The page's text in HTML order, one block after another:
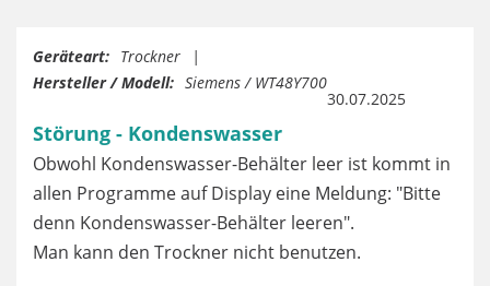
Geräteart: Trockner
Hersteller / Modell: Siemens / WT48Y700
30.07.2025
Störung - Kondenswasser
Obwohl Kondenswasser-Behälter leer ist kommt in
allen Programme auf Display eine Meldung: "Bitte
denn Kondenswasser-Behälter leeren".
Man kann den Trockner nicht benutzen.